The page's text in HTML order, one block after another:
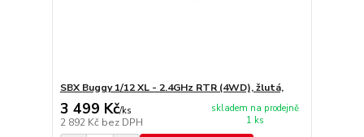
SBX Buggy 1/12 XL - 2.4GHz RTR (4WD), žlutá,
3 499 Kč/ks
2 892 Kč bez DPH
skladem na prodejně
1 ks